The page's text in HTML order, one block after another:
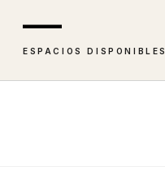
—
ESPACIOS DISPONIBLES